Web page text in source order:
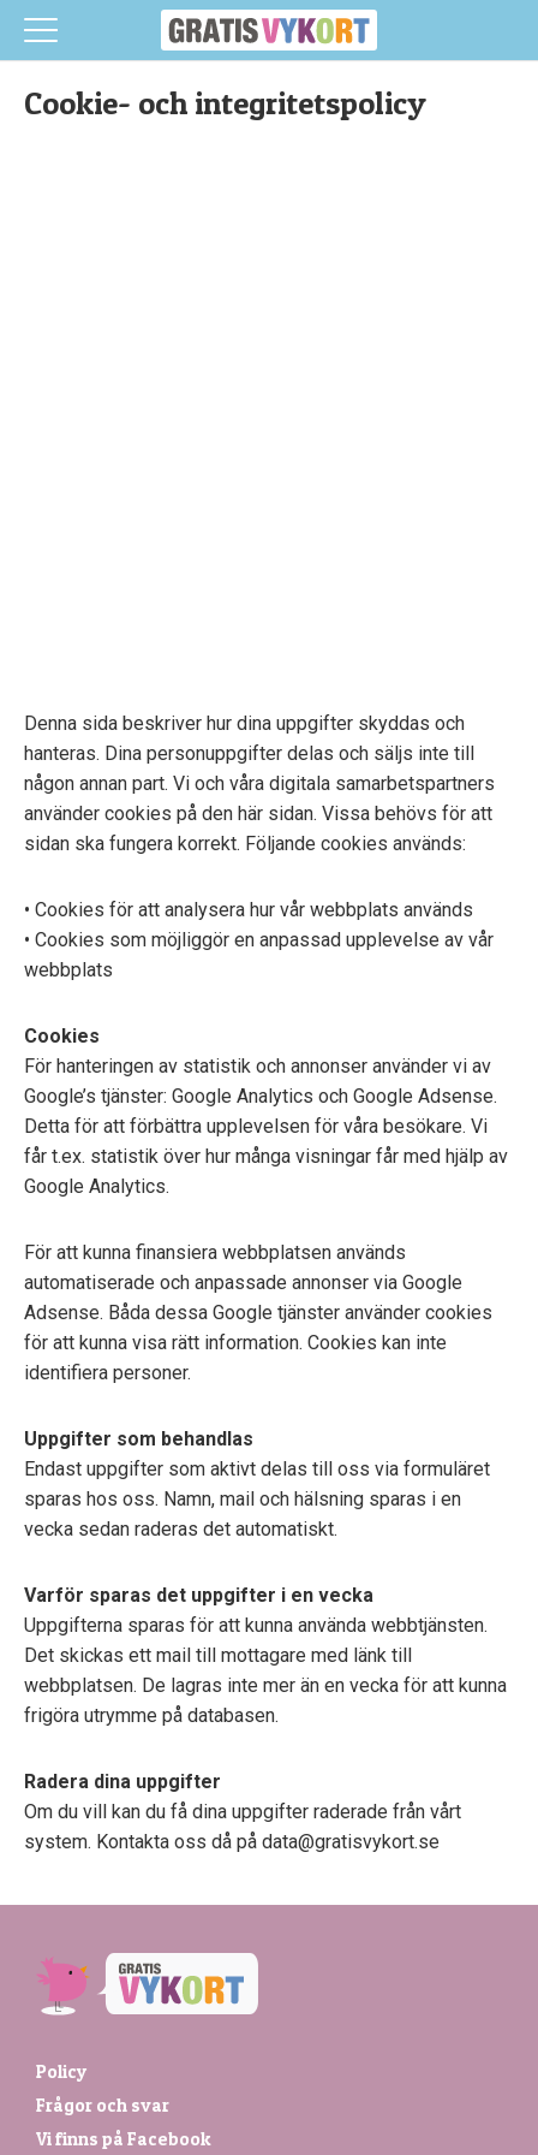
Cookie- och integritetspolicy
Denna sida beskriver hur dina uppgifter skyddas och
hanteras. Dina personuppgifter delas och säljs inte till
någon annan part. Vi och våra digitala samarbetspartners
använder cookies på den här sidan. Vissa behövs för att
sidan ska fungera korrekt. Följande cookies används:
• Cookies för att analysera hur vår webbplats används
• Cookies som möjliggör en anpassad upplevelse av vår
webbplats
Cookies
För hanteringen av statistik och annonser använder vi av
Google’s tjänster: Google Analytics och Google Adsense.
Detta för att förbättra upplevelsen för våra besökare. Vi
får t.ex. statistik över hur många visningar får med hjälp av
Google Analytics.
För att kunna finansiera webbplatsen används
automatiserade och anpassade annonser via Google
Adsense. Båda dessa Google tjänster använder cookies
för att kunna visa rätt information. Cookies kan inte
identifiera personer.
Uppgifter som behandlas
Endast uppgifter som aktivt delas till oss via formuläret
sparas hos oss. Namn, mail och hälsning sparas i en
vecka sedan raderas det automatiskt.
Varför sparas det uppgifter i en vecka
Uppgifterna sparas för att kunna använda webbtjänsten.
Det skickas ett mail till mottagare med länk till
webbplatsen. De lagras inte mer än en vecka för att kunna
frigöra utrymme på databasen.
Radera dina uppgifter
Om du vill kan du få dina uppgifter raderade från vårt
system. Kontakta oss då på data@gratisvykort.se
Policy
Frågor och svar
Vi finns på Facebook